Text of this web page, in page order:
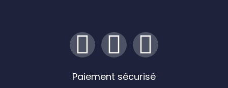
I
n
F
a
L
i
Paiement sécurisé